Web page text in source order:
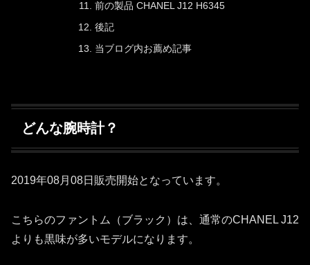
前の製品 CHANEL J12 H6345
後記
当ブログ内お薦め記事
どんな腕時計？
2019年08月08日販売開始となっています。
こちらのファントム（ブラック）は、通常のCHANEL J12
よりも黒味が多いモデルになります。